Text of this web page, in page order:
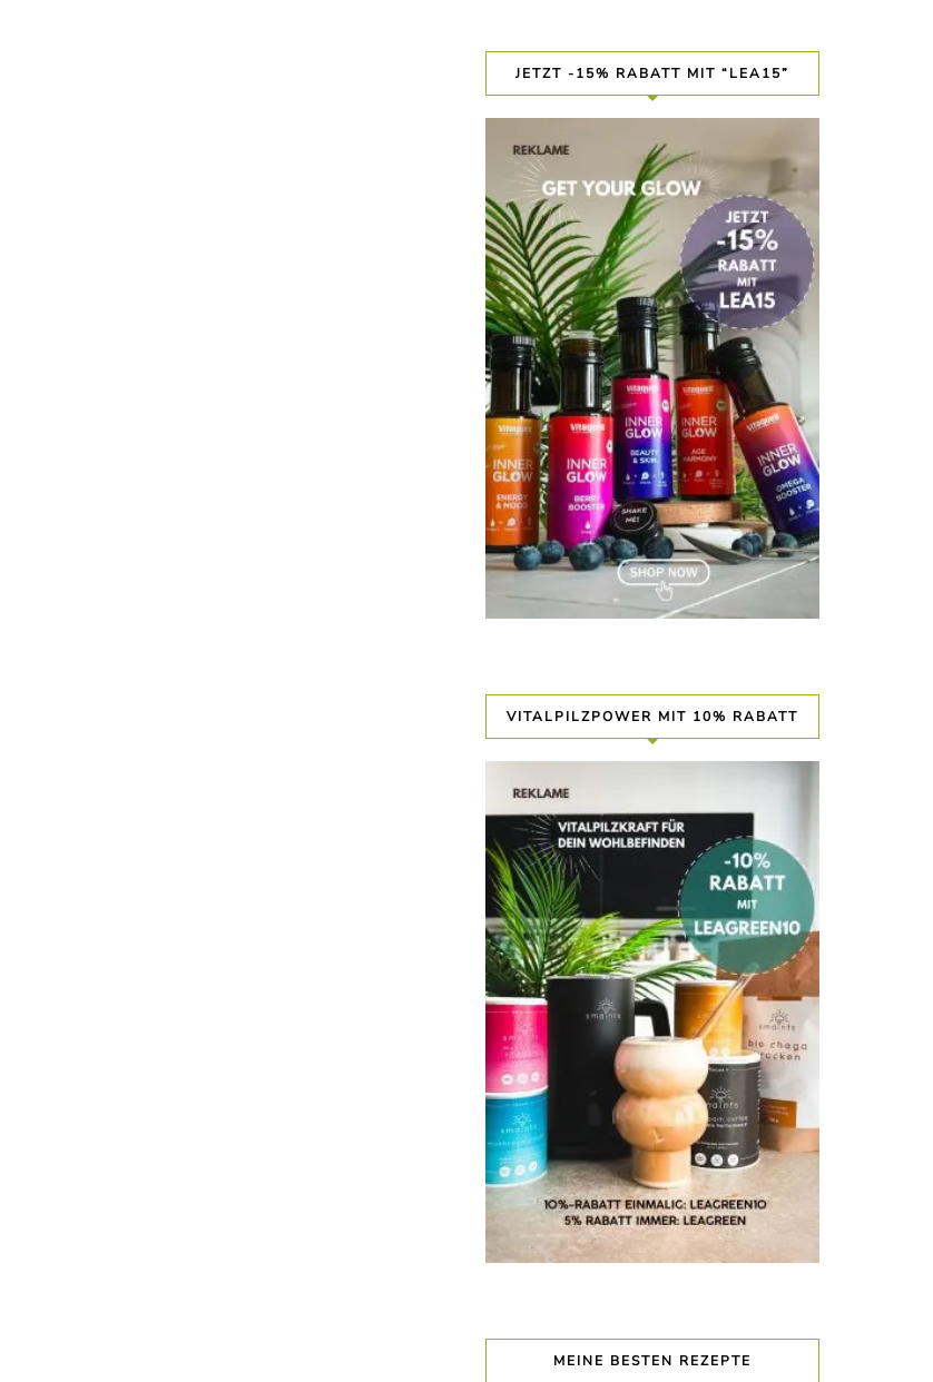
JETZT -15% RABATT MIT “LEA15”
VITALPILZPOWER MIT 10% RABATT
MEINE BESTEN REZEPTE